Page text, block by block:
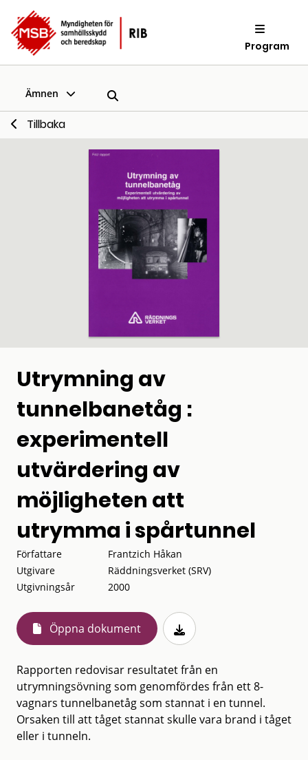
Program
Ämnen
Tillbaka
Utrymning av
tunnelbanetåg :
experimentell
utvärdering av
möjligheten att
utrymma i spårtunnel
Författare
Frantzich Håkan
Utgivare
Räddningsverket (SRV)
Utgivningsår
2000
Öppna dokument
Rapporten redovisar resultatet från en
utrymningsövning som genomfördes från ett 8-
vagnars tunnelbanetåg som stannat i en tunnel.
Orsaken till att tåget stannat skulle vara brand i tåget
eller i tunneln.